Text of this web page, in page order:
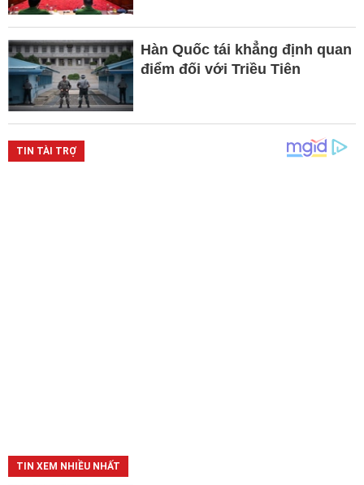
Hàn Quốc tái khẳng định quan
điểm đối với Triều Tiên
TIN XEM NHIỀU NHẤT